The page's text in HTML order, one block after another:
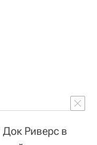
Риверс в